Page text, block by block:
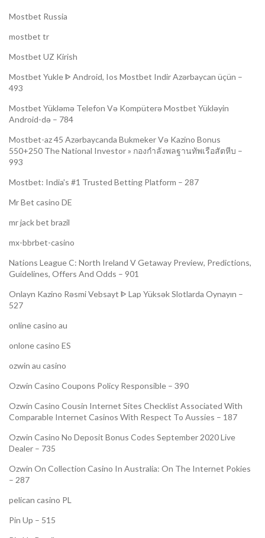
Mostbet Russia
mostbet tr
Mostbet UZ Kirish
Mostbet Yukle ᐈ Android, Ios Mostbet Indir Azərbaycan üçün –
493
Mostbet Yükləmə Telefon Və Kompüterə Mostbet Yükləyin
Android-də – 784
Mostbet-az 45 Azərbaycanda Bukmeker Və Kazino Bonus
550+250 The National Investor » กองกำลังพลฐานทัพเรือสัตหีบ –
993
Mostbet: India's #1 Trusted Betting Platform – 287
Mr Bet casino DE
mr jack bet brazil
mx-bbrbet-casino
Nations League C: North Ireland V Getaway Preview, Predictions,
Guidelines, Offers And Odds – 901
Onlayn Kazino Rəsmi Vebsayt ᐈ Lap Yüksək Slotlarda Oynayın –
527
online casino au
onlone casino ES
ozwin au casino
Ozwin Casino Coupons Policy Responsible – 390
Ozwin Casino Cousin Internet Sites Checklist Associated With
Comparable Internet Casinos With Respect To Aussies – 187
Ozwin Casino No Deposit Bonus Codes September 2020 Live
Dealer – 735
Ozwin On Collection Casino In Australia: On The Internet Pokies
– 287
pelican casino PL
Pin Up – 515